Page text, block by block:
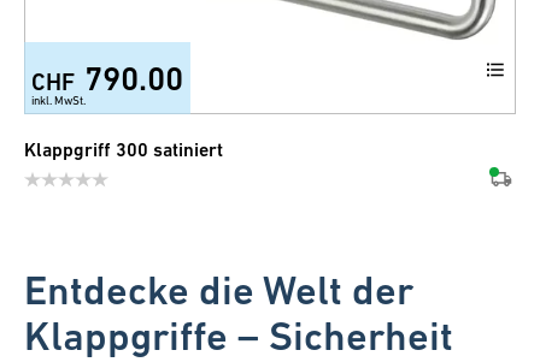
CHF 790.00
inkl. MwSt.
Klappgriff 300 satiniert
Entdecke die Welt der
Klappgriffe – Sicherheit